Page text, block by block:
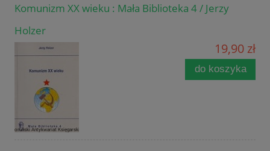
Komunizm XX wieku : Mała Biblioteka 4 / Jerzy
Holzer
19,90 zł
do koszyka